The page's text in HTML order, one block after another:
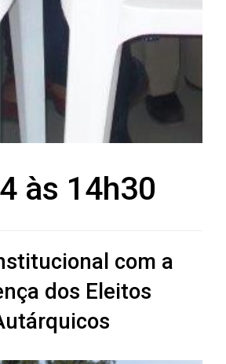
às 14h30
com a
dos Eleitos